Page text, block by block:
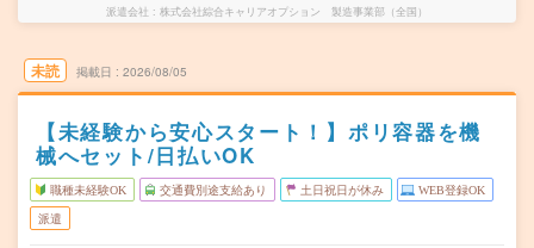
派遣会社 株式会社綜合キャリアオプション 製造事業部（全国）
未読 掲載日 2026/08/05
【未経験から安心スタート！】ポリ容器を機
械へセット/日払いOK
職種未経験OK 交通費別途支給あり 土日祝日が休み WEB登録OK
派遣